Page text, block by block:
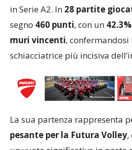
in Serie A2. In 28 partite
segno 460 punti, con un
muri vincenti, confermandosi
schiacciatrice più incisiva
La sua partenza rappresenta
pesante per la Futura Volley,